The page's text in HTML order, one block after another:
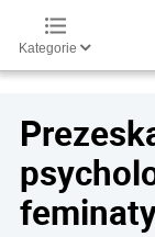
Kategorie